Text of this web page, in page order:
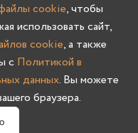
-2026
cookie, чтобы
использовать сайт,
cookie, а также
с Политикой в
данных. Вы можете
браузера.